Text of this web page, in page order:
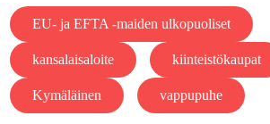
EU- ja EFTA -maiden ulkopuoliset
kansalaisaloite kiinteistökaupat
Kymäläinen vappupuhe